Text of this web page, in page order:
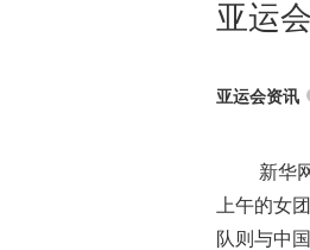
亚运
亚运会资讯
新华网
上午的女
队则与中